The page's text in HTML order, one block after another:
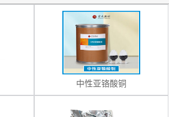
中性亚铬酸铜